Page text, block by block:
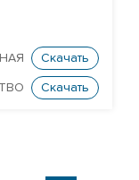
Скачать
Скачать